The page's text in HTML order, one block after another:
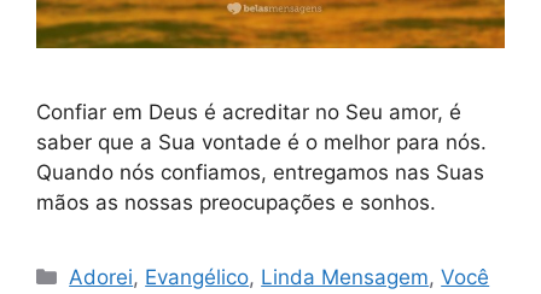
Confiar em Deus é acreditar no Seu amor, é
saber que a Sua vontade é o melhor para nós.
Quando nós confiamos, entregamos nas Suas
mãos as nossas preocupações e sonhos.
Categorias
Adorei, Evangélico, Linda Mensagem,Você